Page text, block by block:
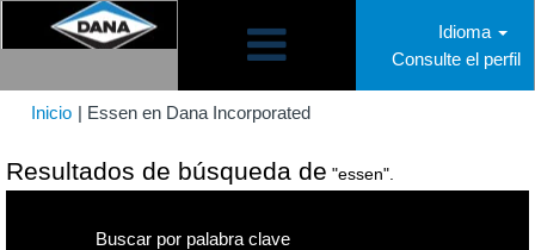
Idioma
Consulte el perfil
Inicio | Essen en Dana Incorporated(página
Resultados de búsqueda de "essen".
Buscar por palabra clave